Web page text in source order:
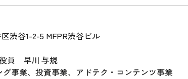
渋谷1-2-5 MFPR渋谷ビル
員 早川 与規
事業、投資事業、アドテク・コンテンツ事業